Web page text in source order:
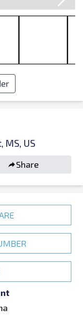
MS, US
Share